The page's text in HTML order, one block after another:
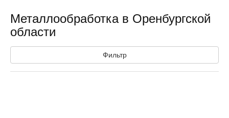
Металлообработка в Оренбургской
области
Фильтр